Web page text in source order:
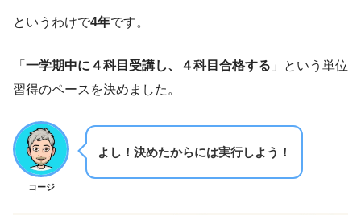
というわけで4年です。
「 一学期中に４科目受講し、４科目合格する 」という単位
習得のペースを決めました。
コージ
よし！決めたからには実行しよう！